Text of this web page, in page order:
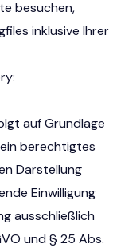
besuchen,
inklusive Ihrer
auf Grundlage
berechtigtes
Darstellung
Einwilligung
ausschließlich
und § 25 Abs.